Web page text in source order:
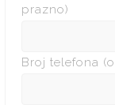
prazno)
Broj telefona